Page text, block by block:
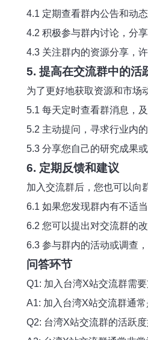
4.1 定期查看群内公告和动
4.2 积极参与群内讨论，分
4.3 关注群内的资源分享，
5. 提高在交流群中的活
为了更好地获取资源和市场
5.1 每天定时查看群消息，
5.2 主动提问，寻求行业内
5.3 分享您自己的研究成果
6. 定期反馈和建议
加入交流群后，您也可以向
6.1 如果您发现群内有不适
6.2 您可以提出对交流群的
6.3 参与群内的活动或调查
问答环节
Q1: 加入台湾X站交流群需
A1: 加入台湾X站交流群通
Q2: 台湾X站交流群的活跃度